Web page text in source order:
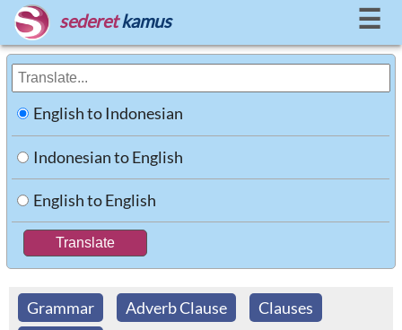
sederet kamus ☰
English to Indonesian
Indonesian to English
English to English
Grammar Adverb Clause
Clauses